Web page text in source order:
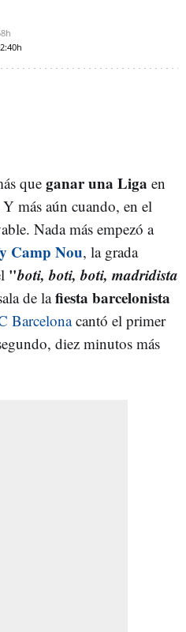
queganar una Liga en
más aún cuando, en el
Nada más empezó a
Camp Nou, la grada
"boti, boti, boti, madridista
de lafiesta barcelonista
Barcelonacantó el primer
diez minutos más